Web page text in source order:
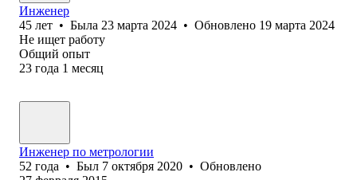
Инженер
45 лет • Была 23 марта 2024 • Обновлено 19 марта 2024
Не ищет работу
Общий опыт
23 года 1 месяц
Инженер по метрологии
52 года • Был 7 октября 2020 • Обновлено